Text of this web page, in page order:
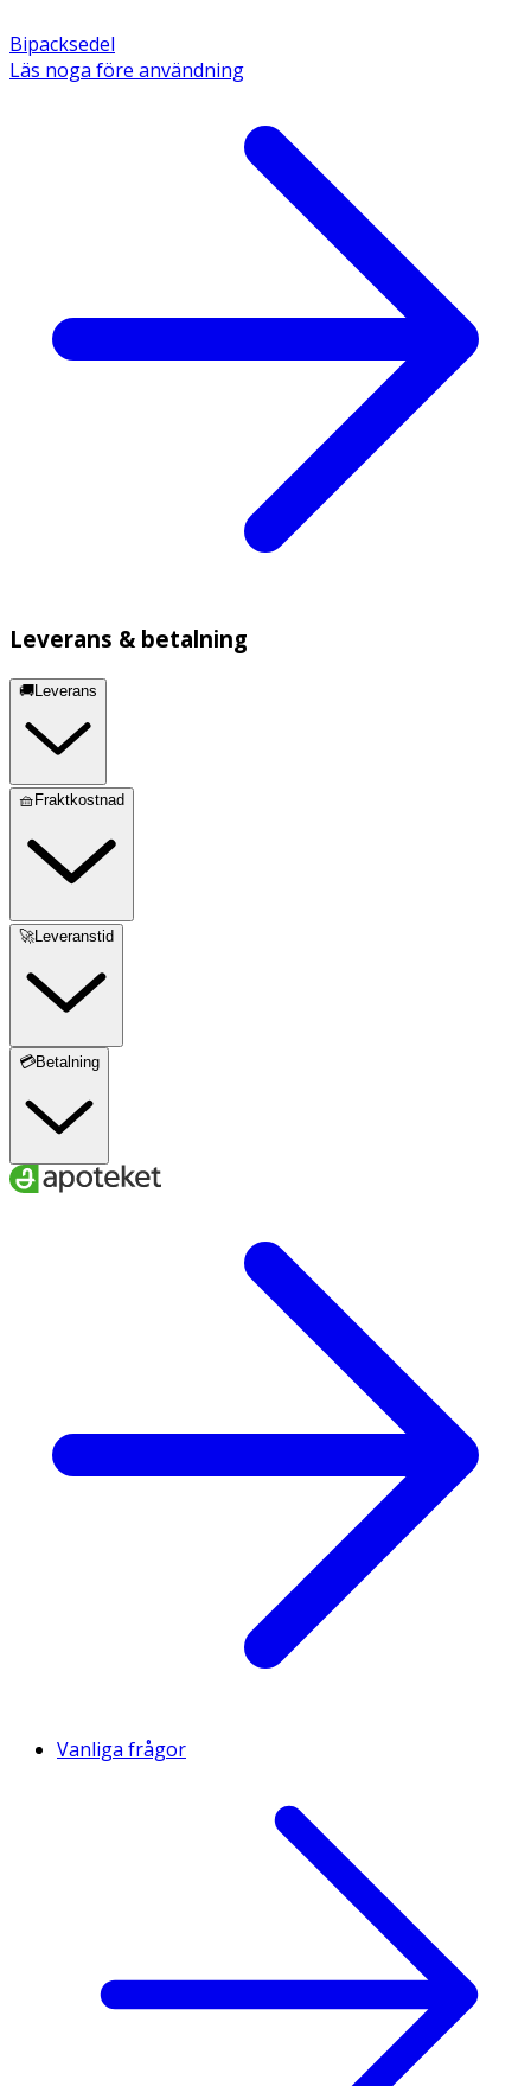
Bipacksedel
Läs noga före användning
Leverans & betalning
🚚Leverans
🧺Fraktkostnad
🚀Leveranstid
💳Betalning
Vanliga frågor